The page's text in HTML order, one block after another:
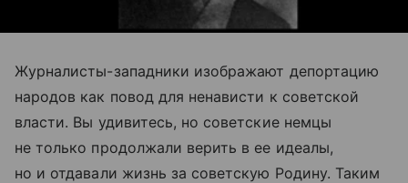
Журналисты-западники изображают депортацию
народов как повод для ненависти к советской
власти. Вы удивитесь, но советские немцы
не только продолжали верить в ее идеалы,
но и отдавали жизнь за советскую Родину. Таким